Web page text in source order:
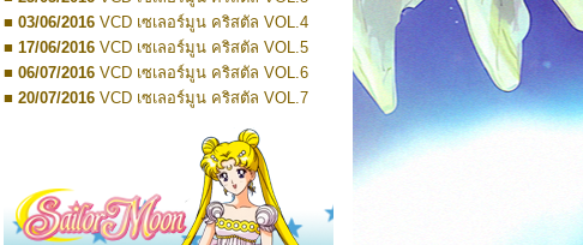
Edition 5
■ 07/2022Pretty Guardian Sailor Moon Eternal
Edition 6
■ 11/2022Pretty Guardian Sailor Moon Eternal
Edition 7
■ 01/2023Pretty Guardian Sailor Moon Eternal
Pretty Guardian Sailor Moon Eternal
Pretty Guardian Sailor Moon Eternal
Edition 10
■ TBA 2026Code Name: Sailor V 1
■ TBA 2026Code Name: Sailor V 2
■ 03/06/2016 VCD เซเลอร์มูน คริสตัล VOL.4
■ 17/06/2016 VCD เซเลอร์มูน คริสตัล VOL.5
■ 06/07/2016 VCD เซเลอร์มูน คริสตัล VOL.6
■ 20/07/2016 VCD เซเลอร์มูน คริสตัล VOL.7
VCD เซเลอร์มูน คริสตัล VOL.9
VCD เซเลอร์มูน คริสตัล VOL.10
■ 10/08/2016 VCD เซเลอร์มูน คริสตัล VOL.11
■ 10/08/2016VCD เซเลอร์มูน คริสตัล VOL.12